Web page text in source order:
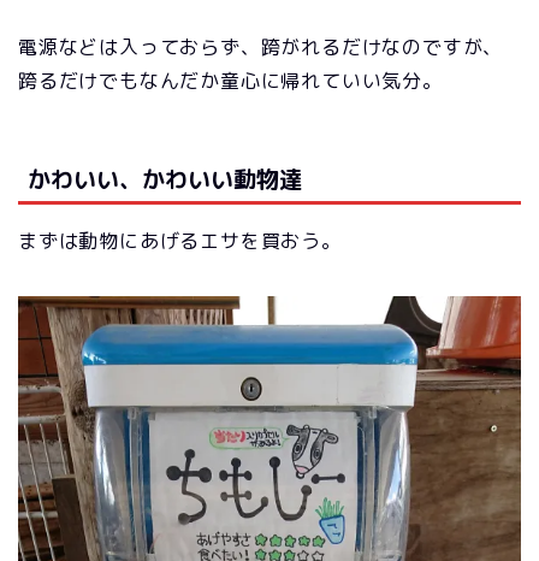
電源などは入っておらず、跨がれるだけなのですが、
跨るだけでもなんだか童心に帰れていい気分。
かわいい、かわいい動物達
まずは動物にあげるエサを買おう。